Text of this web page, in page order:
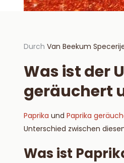
Durch Van Beekum
Was ist der
geräuchert
Paprika und Paprika
Unterschied zwischen
Was ist